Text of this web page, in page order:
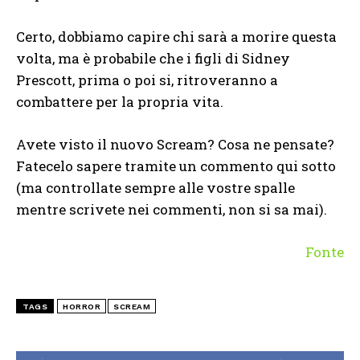
Certo, dobbiamo capire chi sarà a morire questa
volta, ma è probabile che i figli di Sidney
Prescott, prima o poi si, ritroveranno a
combattere per la propria vita.
Avete visto il nuovo Scream? Cosa ne pensate?
Fatecelo sapere tramite un commento qui sotto
(ma controllate sempre alle vostre spalle
mentre scrivete nei commenti, non si sa mai).
Fonte
TAGS HORROR SCREAM